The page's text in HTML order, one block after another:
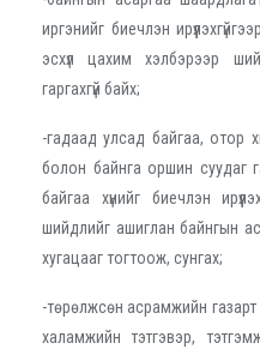
иргэнийг биечлэн
эсхүл цахим хэлбэрээр
гаргахгүй байх;
-гадаад улсад байгаа, отор
болон байнга оршин суудаг
байгаа хүнийг биечлэн
шийдлийг ашиглан байнгын
хугацааг тогтоож, сунгах;
-төрөлжсөн асрамжийн газарт
халамжийн тэтгэвэр,